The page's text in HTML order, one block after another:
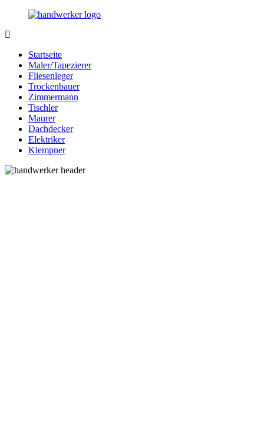
Zurück
Inhalt
Handwerker.de
Ihrer
Nähe
Startseite
Maler/Tapezierer
Fliesenleger
Trockenbauer
Zimmermann
Tischler
Maurer
Dachdecker
Elektriker
Klempner